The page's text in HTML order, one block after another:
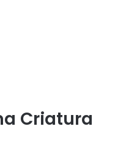
Criatura